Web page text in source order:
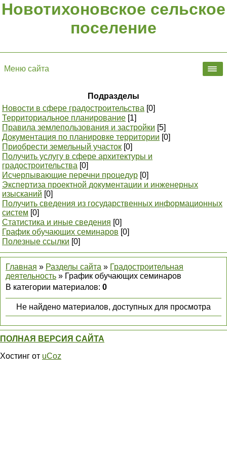
Новотихоновское сельское
поселение
Меню сайта
Подразделы
Новости в сфере градостроительства [0]
Территориальное планирование [1]
Правила землепользования и застройки [5]
Документация по планировке территории [0]
Приобрести земельный участок [0]
Получить услугу в сфере архитектуры и
градостроительства [0]
Исчерпывающие перечни процедур [0]
Экспертиза проектной документации и инженерных
изысканий [0]
Получить сведения из государственных информационных
систем [0]
Статистика и иные сведения [0]
График обучающих семинаров [0]
Полезные ссылки [0]
Главная » Разделы сайта » Градостроительная
деятельность » График обучающих семинаров
В категории материалов: 0
Не найдено материалов, доступных для просмотра
ПОЛНАЯ ВЕРСИЯ САЙТА
Хостинг от uCoz